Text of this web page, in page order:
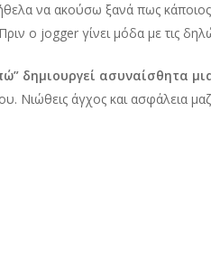
να ακούσω ξανά πως κάποιος
ο jogger γίνει μόδα με τις
δημιουργεί ασυναίσθητα
Νιώθεις άγχος και ασφάλεια